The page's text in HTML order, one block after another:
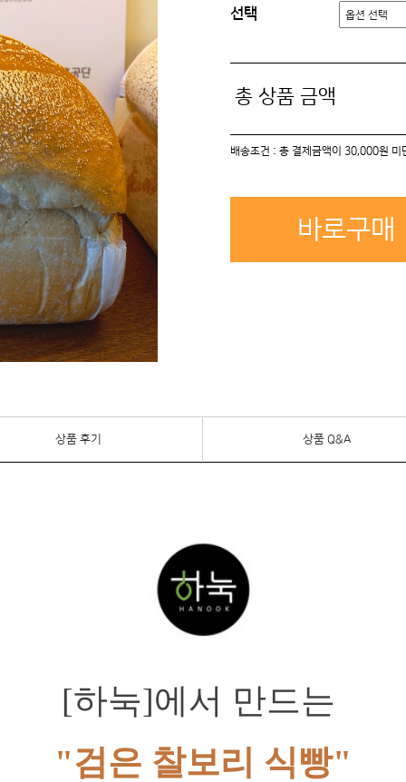
선택
총 상품 금액
배송조건 : 총 결제금액이 30,000원 미
바로구매
상품 후기 상품 Q&A
[하눅]에서 만드는
"검은 찰보리 식빵"